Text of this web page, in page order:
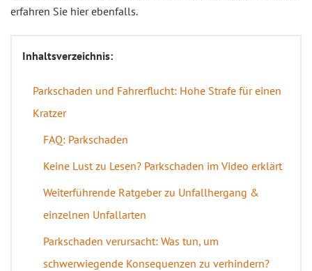
erfahren Sie hier ebenfalls.
Inhaltsverzeichnis:
Parkschaden und Fahrerflucht: Hohe Strafe für einen
Kratzer
FAQ: Parkschaden
Keine Lust zu Lesen? Parkschaden im Video erklärt
Weiterführende Ratgeber zu Unfallhergang &
einzelnen Unfallarten
Parkschaden verursacht: Was tun, um
schwerwiegende Konsequenzen zu verhindern?